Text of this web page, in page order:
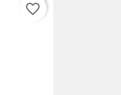
favorite_border